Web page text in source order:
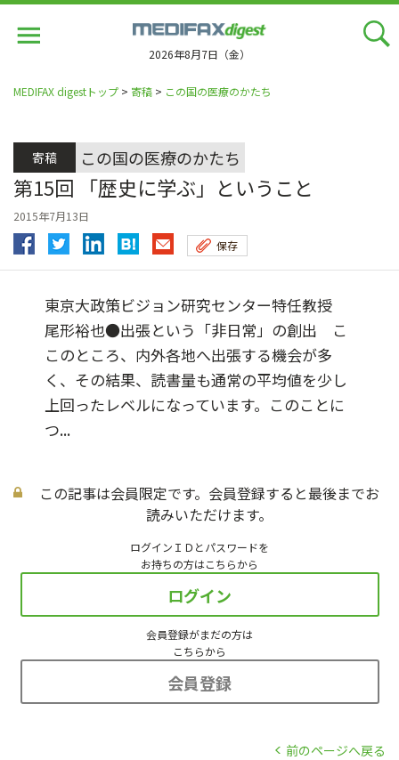
2026年8月7日（金）
MEDIFAX digestトップ > 寄稿 > この国の医療のかたち
寄稿 この国の医療のかたち
第15回 「歴史に学ぶ」ということ
2015年7月13日
保存
東京大政策ビジョン研究センター特任教授
尾形裕也●出張という「非日常」の創出 こ
このところ、内外各地へ出張する機会が多
く、その結果、読書量も通常の平均値を少し
上回ったレベルになっています。このことに
つ...
この記事は会員限定です。会員登録すると最後までお
読みいただけます。
ログインＩＤとパスワードを
お持ちの方はこちらから
ログイン
会員登録がまだの方は
こちらから
会員登録
前のページへ戻る